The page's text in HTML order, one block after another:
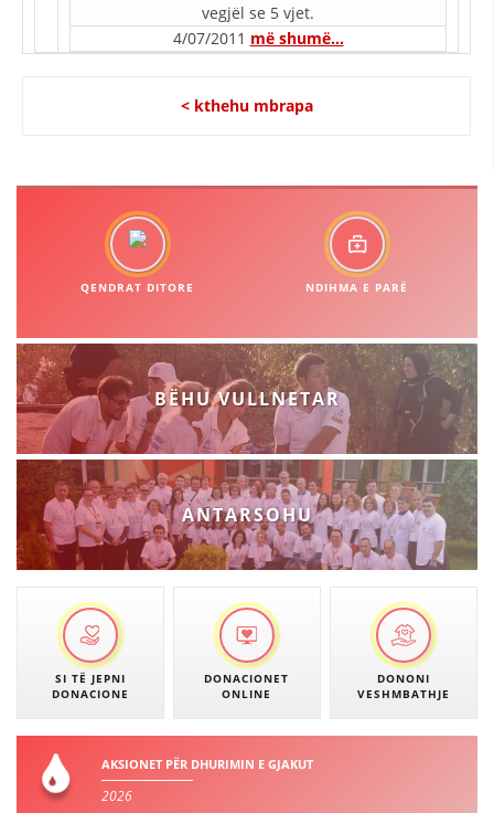
PROJEKTE
SHËRBIMI PËR KËRKIM
VEPRIMTARI SHËNDETËSORE PREVENTIVE
MENAXHIM ME VULLNETARË
VEPRIMTARI
DORACAKË
STRATEGJI
BROCHURES
PRESENTATIONS
vegjël se 5 vjet.
4/07/2011 më shumë…
< kthehu mbrapa
QENDRAT DITORE NDIHMA E PARË
BËHU VULLNETAR
ANTARSOHU
SI TË JEPNI
DONACIONE
DONACIONET
ONLINE
DONONI
VESHMBATHJE
AKSIONET PËR DHURIMIN E GJAKUT
2026